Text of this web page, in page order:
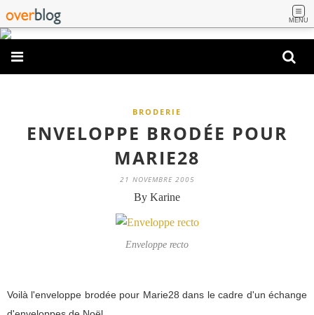
MENU
BRODERIE
ENVELOPPE BRODÉE POUR
MARIE28
21 NOVEMBRE 2005
By Karine
Enveloppe recto
Voilà l'enveloppe brodée pour Marie28 dans le cadre d'un échange